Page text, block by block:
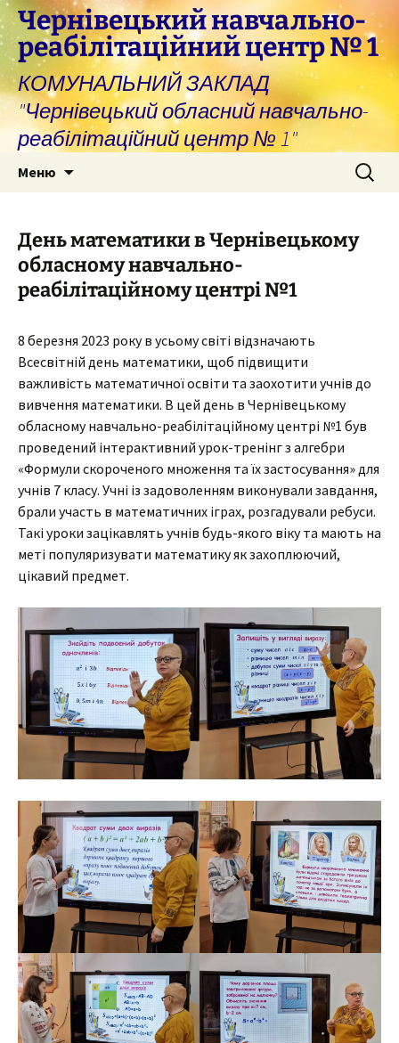
Перейти
до
вмісту
Чернівецький навчально-
реабілітаційний центр № 1
КОМУНАЛЬНИЙ ЗАКЛАД
"Чернівецький обласний навчально-
реабілітаційний центр № 1"
Меню Пошук:
День математики в Чернівецькому
обласному навчально-
реабілітаційному центрі №1
8 березня 2023 року в усьому світі відзначають
Всесвітній день математики, щоб підвищити
важливість математичної освіти та заохотити учнів до
вивчення математики. В цей день в Чернівецькому
обласному навчально-реабілітаційному центрі №1 був
проведений інтерактивний урок-тренінг з алгебри
«Формули скороченого множення та їх застосування» для
учнів 7 класу. Учні із задоволенням виконували завдання,
брали участь в математичних іграх, розгадували ребуси.
Такі уроки зацікавлять учнів будь-якого віку та мають на
меті популяризувати математику як захоплюючий,
цікавий предмет.